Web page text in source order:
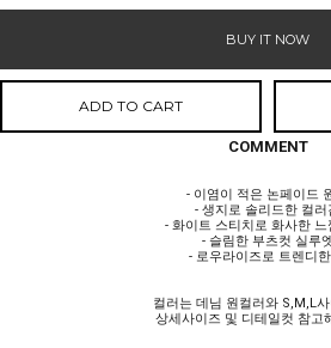
BUY IT NOW
ADD TO CART
COMMENT
- 이염이 적은 논페이드
- 생지로 솔리드한 컬러
- 화이트 스티치로 화사한 느
- 슬림한 부츠컷 실루
- 로우라이즈로 트렌디
컬러는 데님 원컬러와 S,M,L
상세사이즈 및 디테일컷 참고